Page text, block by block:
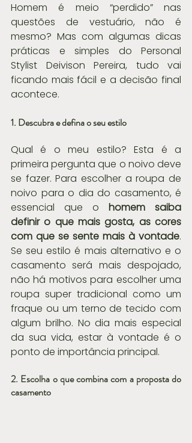
Homem é meio “perdido” nas
questões de vestuário, não é
mesmo? Mas com algumas dicas
práticas e simples do Personal
Stylist Deivison Pereira, tudo vai
ficando mais fácil e a decisão final
acontece.
1. Descubra e defina o seu estilo
Qual é o meu estilo? Esta é a
primeira pergunta que o noivo deve
se fazer. Para escolher a roupa de
noivo para o dia do casamento, é
essencial que o homem saiba
definir o que mais gosta, as cores
com que se sente mais à vontade.
Se seu estilo é mais alternativo e o
casamento será mais despojado,
não há motivos para escolher uma
roupa super tradicional como um
fraque ou um terno de tecido com
algum brilho. No dia mais especial
da sua vida, estar à vontade é o
ponto de importância principal.
2. Escolha o que combina com a proposta do
casamento